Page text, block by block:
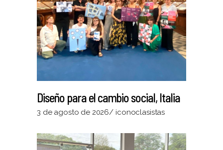
Diseño para el cambio social, Italia
3 de agosto de 2026 iconoclasistas